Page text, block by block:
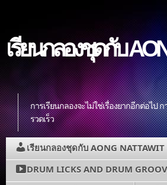
เรียนกลองชุดกับ
การเรียนกลองจะไม่ใช่เรื่องยากอีกต่อไ
รวดเร็ว
เรียนกลองชุดกับ AONG NATTAWIT
DRUM LICKS AND DRUM